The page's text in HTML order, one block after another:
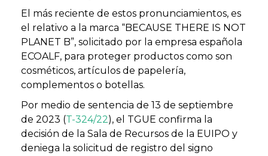
El más reciente de estos pronunciamientos, es
el relativo a la marca “BECAUSE THERE IS NOT
PLANET B”, solicitado por la empresa española
ECOALF, para proteger productos como son
cosméticos, artículos de papelería,
complementos o botellas.
Por medio de sentencia de 13 de septiembre
de 2023 (T-324/22), el TGUE confirma la
decisión de la Sala de Recursos de la EUIPO y
deniega la solicitud de registro del signo